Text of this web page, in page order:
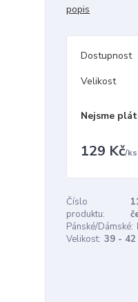
popis
Dostupnost
Velikost
Nejsme
129 Kč/ks
Číslo
produktu:
Pánské/Dámské:
Velikost: 39 - 42